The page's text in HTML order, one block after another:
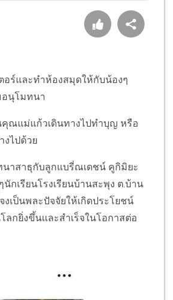
อร์และทำห้องสมุดให้กับน้องๆ
อนุโมทนา
คุณแม่แก้วเดินทางไปทำบุญ หรือ
งไปด้วย
าสาธุกับลูกแบรี่ณเดชน์ คูกิมิยะ
เรียนโรงเรียนบ้านสะพุง ต.บ้าน
เป็นพละปัจจัยให้เกิดประโยชน์
ลกยิ่งขึ้นและสำเร็จในโอกาสต่อ